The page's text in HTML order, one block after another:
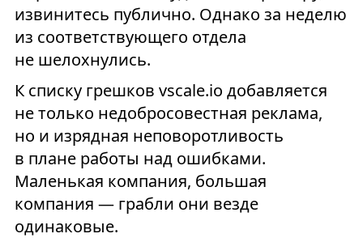
извинитесь публично. Однако за неделю
из соответствующего отдела
не шелохнулись.
К списку грешков vscale.io добавляется
не только недобросовестная реклама,
но и изрядная неповоротливость
в плане работы над ошибками.
Маленькая компания, большая
компания — грабли они везде
одинаковые.